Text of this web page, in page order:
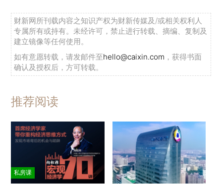
财新网所刊载内容之知识产权为财新传媒及/或相关权利人
专属所有或持有。未经许可，禁止进行转载、摘编、复制及
建立镜像等任何使用。
如有意愿转载，请发邮件至hello@caixin.com ，获得书面
确认及授权后，方可转载。
推荐阅读
私房课